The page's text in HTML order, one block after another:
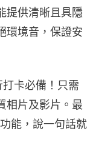
提供清晰且具隱
環境音，保證安
打卡必備！只需
相片及影片。最
能，說一句話就